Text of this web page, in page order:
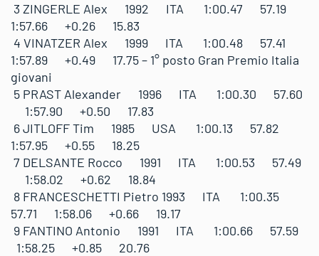
3 ZINGERLE Alex 1992 ITA 1:00.47 57.19
1:57.66 +0.26 15.83
4 VINATZER Alex 1999 ITA 1:00.48 57.41
1:57.89 +0.49 17.75 – 1° posto Gran Premio Italia
giovani
5 PRAST Alexander 1996 ITA 1:00.30 57.60
1:57.90 +0.50 17.83
6 JITLOFF Tim 1985 USA 1:00.13 57.82
1:57.95 +0.55 18.25
7 DELSANTE Rocco 1991 ITA 1:00.53 57.49
1:58.02 +0.62 18.84
8 FRANCESCHETTI Pietro 1993 ITA 1:00.35
57.71 1:58.06 +0.66 19.17
9 FANTINO Antonio 1991 ITA 1:00.66 57.59
1:58.25 +0.85 20.76